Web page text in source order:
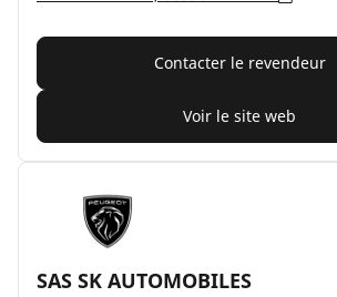
Contacter le revendeur
Voir le site web
SAS SK AUTOMOBILES